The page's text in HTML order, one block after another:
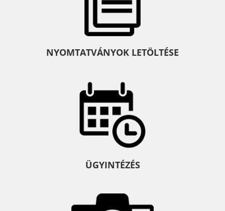
NYOMTATVÁNYOK LETÖLTÉSE
ÜGYINTÉZÉS